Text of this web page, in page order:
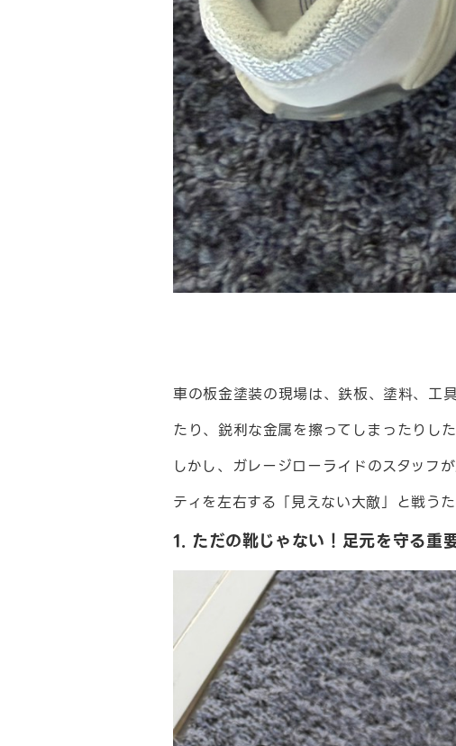
車の板金塗装の現場は、鉄板、塗料、工
たり、鋭利な金属を擦ってしまったりし
しかし、ガレージローライドのスタッフ
ティを左右する「見えない大敵」と戦う
1. ただの靴じゃない！足元を守る重